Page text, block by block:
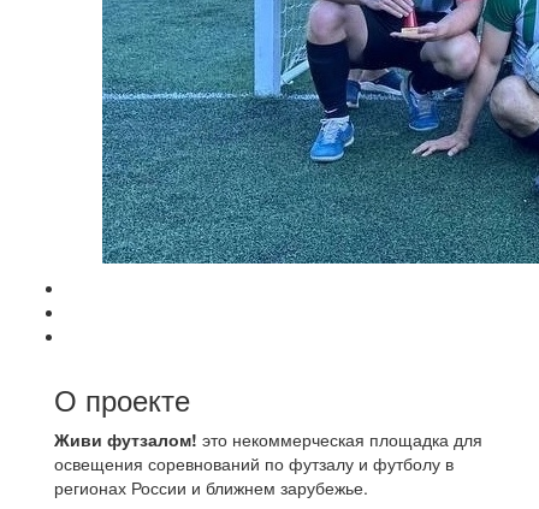
О проекте
Живи футзалом! это некоммерческая площадка для
освещения соревнований по футзалу и футболу в
регионах России и ближнем зарубежье.